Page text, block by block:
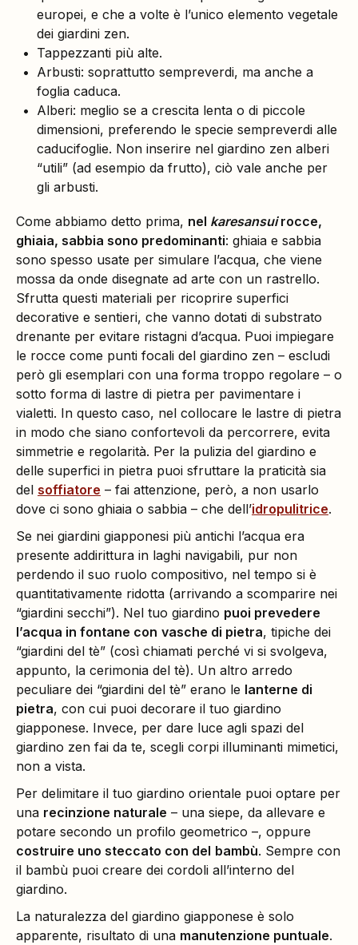
europei, e che a volte è l’unico elemento vegetale
dei giardini zen.
Tappezzanti più alte.
Arbusti: soprattutto sempreverdi, ma anche a
foglia caduca.
Alberi: meglio se a crescita lenta o di piccole
dimensioni, preferendo le specie sempreverdi alle
caducifoglie. Non inserire nel giardino zen alberi
“utili” (ad esempio da frutto), ciò vale anche per
gli arbusti.
Come abbiamo detto prima, nel karesansuirocce,
ghiaia, sabbia sono predominanti: ghiaia e sabbia
sono spesso usate per simulare l’acqua, che viene
mossa da onde disegnate ad arte con un rastrello.
Sfrutta questi materiali per ricoprire superfici
decorative e sentieri, che vanno dotati di substrato
drenante per evitare ristagni d’acqua. Puoi impiegare
le rocce come punti focali del giardino zen – escludi
però gli esemplari con una forma troppo regolare – o
sotto forma di lastre di pietra per pavimentare i
vialetti. In questo caso, nel collocare le lastre di pietra
in modo che siano confortevoli da percorrere, evita
simmetrie e regolarità. Per la pulizia del giardino e
delle superfici in pietra puoi sfruttare la praticità sia
del soffiatore – fai attenzione, però, a non usarlo
dove ci sono ghiaia o sabbia – che dell’idropulitrice.
Se nei giardini giapponesi più antichi l’acqua era
presente addirittura in laghi navigabili, pur non
perdendo il suo ruolo compositivo, nel tempo si è
quantitativamente ridotta (arrivando a scomparire nei
“giardini secchi”). Nel tuo giardino puoi prevedere
l’acqua in fontane con vasche di pietra, tipiche dei
“giardini del tè” (così chiamati perché vi si svolgeva,
appunto, la cerimonia del tè). Un altro arredo
peculiare dei “giardini del tè” erano le lanterne di
pietra, con cui puoi decorare il tuo giardino
giapponese. Invece, per dare luce agli spazi del
giardino zen fai da te, scegli corpi illuminanti mimetici,
non a vista.
Per delimitare il tuo giardino orientale puoi optare per
una recinzione naturale – una siepe, da allevare e
potare secondo un profilo geometrico –, oppure
costruire uno steccato con del bambù. Sempre con
il bambù puoi creare dei cordoli all’interno del
giardino.
La naturalezza del giardino giapponese è solo
apparente, risultato di una manutenzione puntuale.